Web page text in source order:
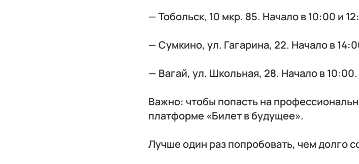
— Тобольск, 10 мкр. 85. Начало в 10:00 и
— Сумкино, ул. Гагарина, 22. Начало в
— Вагай, ул. Школьная, 28. Начало в 10:00.
Важно: чтобы попасть на
платформе «Билет в будущее».
Лучше один раз попробовать, чем долго